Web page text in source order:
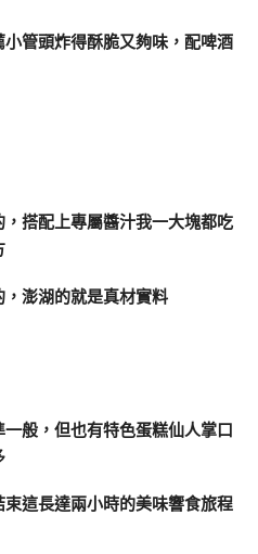
管頭炸得酥脆又夠味，配啤酒
搭配上專屬醬汁我一大塊都吃
澎湖的就是真材實料
般，但也有特色蛋糕仙人掌口
這長達兩小時的美味響食旅程